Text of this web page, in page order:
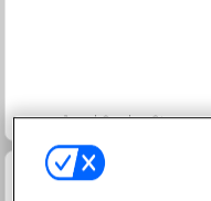
Jewel Garden Story